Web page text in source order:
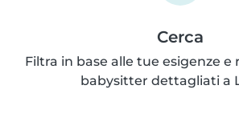
Cerca
Filtra in base alle tue esigenze e
babysitter dettagliati a